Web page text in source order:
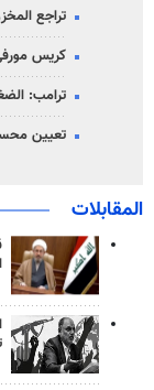
تراجع
كريس
ترامب:
تعيين
المقابلات